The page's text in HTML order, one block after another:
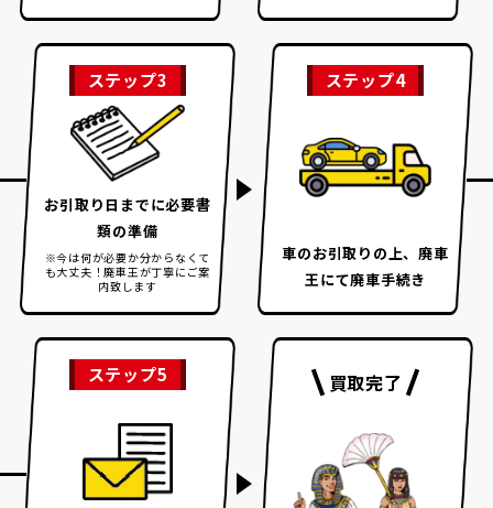
ステップ3
お引取り日までに必要書
類の準備
※今は何が必要か分からなくて
も大丈夫！廃車王が丁寧にご案
内致します
ステップ4
車のお引取りの上、廃車
王にて廃車手続き
ステップ5 買取完了